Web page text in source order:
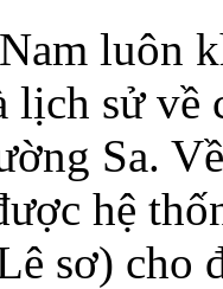
luôn
lịch sử về
Sa.
hệ
sơ) cho